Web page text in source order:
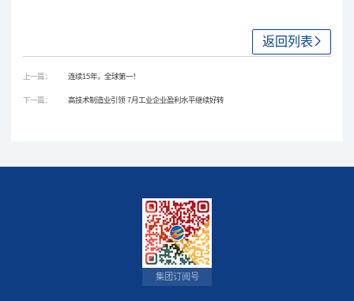
返回列表
上一篇： 连续15年，全球第一！
下一篇： 高技术制造业引领 7月工业企业盈利水平继续好转
集团订阅号